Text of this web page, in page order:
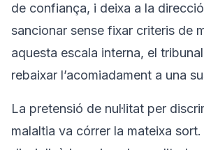
de confiança, i deixa a la
sancionar sense fixar criteris de
aquesta escala interna, el
rebaixar l’acomiadament a una
La pretensió de nul·litat per
malaltia va córrer la mateixa